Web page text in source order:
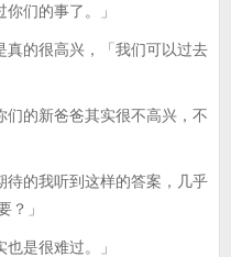
们的事了。」
的很高兴，「我们可以过去
的新爸爸其实很不高兴，不
的我听到这样的答案，几乎
？」
是很难过。」